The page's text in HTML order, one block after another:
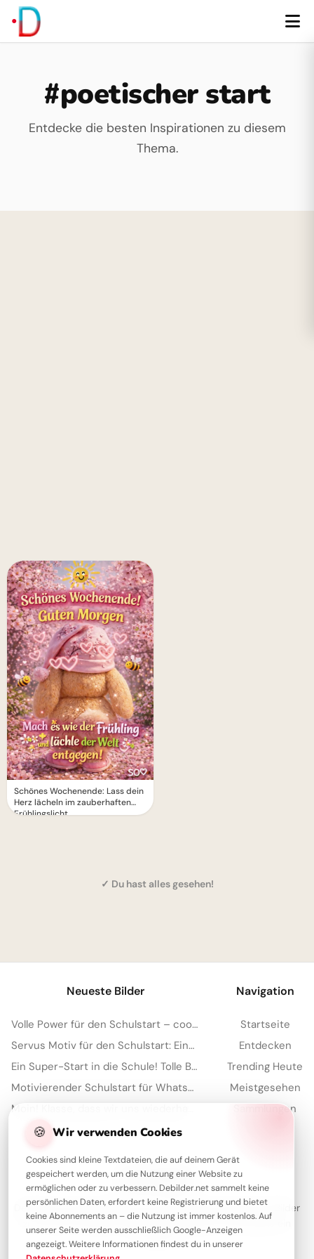
#poetischer start
Entdecke die besten Inspirationen zu diesem
Thema.
Schönes Wochenende: Lass dein
Herz lächeln im zauberhaften
Frühlingslicht
✓ Du hast alles gesehen!
🍪 Wir verwenden Cookies
Cookies sind kleine Textdateien, die auf deinem Gerät
gespeichert werden, um die Nutzung einer Website zu
ermöglichen oder zu verbessern. Debilder.net sammelt keine
persönlichen Daten, erfordert keine Registrierung und bietet
keine Abonnements an – die Nutzung ist immer kostenlos. Auf
unserer Seite werden ausschließlich Google-Anzeigen
angezeigt. Weitere Informationen findest du in unserer
Neueste Bilder
Volle Power für den Schulstart – coole Sprüche für TikTok!
Servus Motiv für den Schulstart: Eine lustige Eichhörnchen Grafik für WhatsApp
Ein Super-Start in die Schule! Tolle Bilder für Pinterest zum Teilen.
Motivierender Schulstart für WhatsApp: Energiegeladen ins neue Schuljahr!
Navigation
Startseite
Entdecken
Trending Heute
Meistgesehen
Sammlungen
Über Debilder
Debilder ist deine Plattform für die schönsten Grüße und Bilder
zum Teilen. Entdecke unsere Sammlung und verschenke ein
Lächeln!